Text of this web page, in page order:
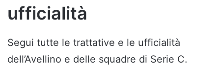
ufficialità
Segui tutte le trattative e le ufficialità
dell’Avellino e delle squadre di Serie C.